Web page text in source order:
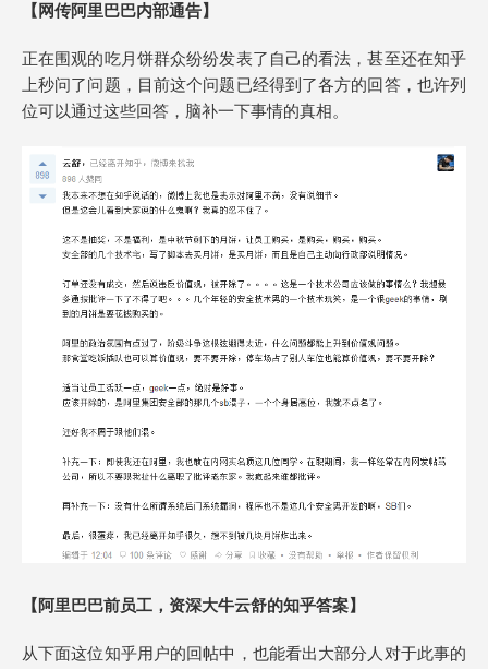
【网传阿里巴巴内部通告】
正在围观的吃月饼群众纷纷发表了自己的看法，甚至还在知乎
上秒问了问题，目前这个问题已经得到了各方的回答，也许列
位可以通过这些回答，脑补一下事情的真相。
【阿里巴巴前员工，资深大牛云舒的知乎答案】
从下面这位知乎用户的回帖中，也能看出大部分人对于此事的